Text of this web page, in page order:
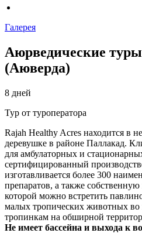
Галерея
Аюрведические
(Аюверда)
8 дней
Тур от туроператора
Rajah Healthy Acres находится в
деревушке в районе Паллакад.
для амбулаторных и
сертифицированный
изготавливается более 300
препаратов, а также
которой можно встретить
малых тропических животных во
тропинкам на обширной
Не имеет бассейна и выхода к